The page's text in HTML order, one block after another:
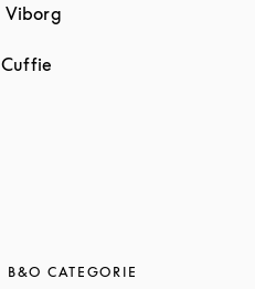
Viborg
Cuffie
B&O CATEGORIE